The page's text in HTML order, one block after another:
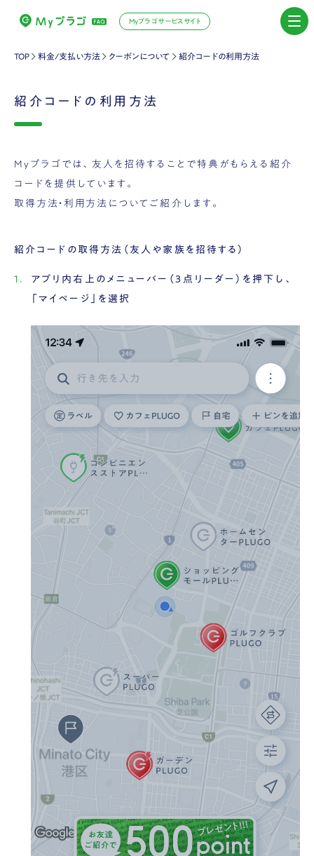
Myプラゴサービスサイト
TOP 料金/支払い方法 クーポンについて 紹介コードの利用方法
紹介コードの利用方法
Myプラゴでは、友人を招待することで特典がもらえる紹介
コードを提供しています。
取得方法・利用方法についてご紹介します。
紹介コードの取得方法（友人や家族を招待する）
アプリ内右上のメニューバー（3点リーダー）を押下し、
「マイページ」を選択